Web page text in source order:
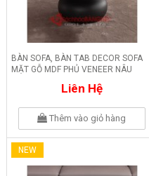
BÀN SOFA, BÀN TAB DECOR SOFA
MẶT GỖ MDF PHỦ VENEER NÂU
Liên Hệ
Thêm vào giỏ hàng
NEW